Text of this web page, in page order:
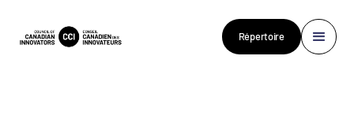
Répertoire